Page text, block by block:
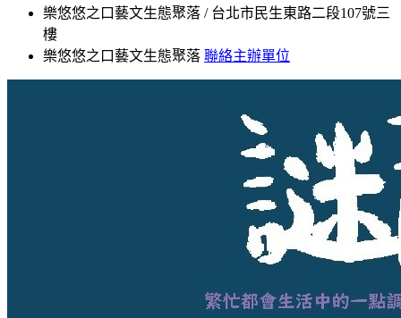
樂悠悠之口藝文生態聚落 / 台北市民生東路二段107號三
樓
樂悠悠之口藝文生態聚落 聯絡主辦單位